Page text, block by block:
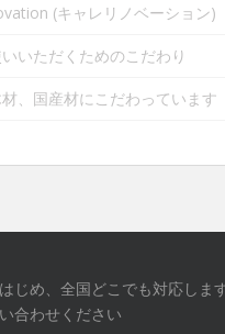
(キャレリノベーション)
いただくためのこだわり
、国産材にこだわっています
じめ、全国どこでも対応しま
合わせください